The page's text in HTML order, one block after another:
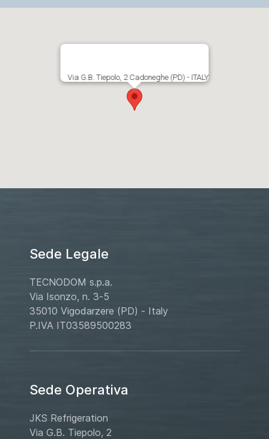
Via G.B. Tiepolo, 2 Cadoneghe (PD) - ITALY
Sede Legale
TECNODOM s.p.a.
Via Isonzo, n. 3-5
35010 Vigodarzere (PD) - Italy
P.IVA IT03589500283
Sede Operativa
JKS Refrigeration
Via G.B. Tiepolo, 2